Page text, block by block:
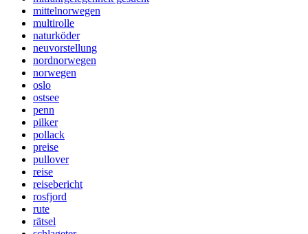
mittelnorwegen
multirolle
naturköder
neuvorstellung
nordnorwegen
norwegen
oslo
ostsee
penn
pilker
pollack
preise
pullover
reise
reisebericht
rosfjord
rute
rätsel